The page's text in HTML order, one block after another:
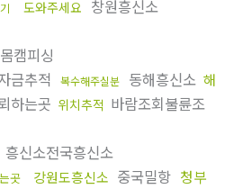
도와주세요 창원흥신소
몸캠피싱
금추적 복수해주실분 동해흥신소 해
하는곳 위치추적 바람조회불륜조
흥신소전국흥신소
곳 강원도흥신소 중국밀항 청부